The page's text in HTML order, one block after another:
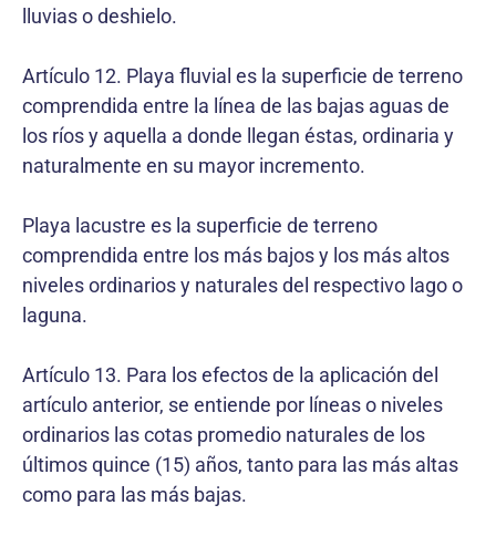
lluvias o deshielo.
Artículo 12. Playa fluvial es la superficie de terreno
comprendida entre la línea de las bajas aguas de
los ríos y aquella a donde llegan éstas, ordinaria y
naturalmente en su mayor incremento.
Playa lacustre es la superficie de terreno
comprendida entre los más bajos y los más altos
niveles ordinarios y naturales del respectivo lago o
laguna.
Artículo 13. Para los efectos de la aplicación del
artículo anterior, se entiende por líneas o niveles
ordinarios las cotas promedio naturales de los
últimos quince (15) años, tanto para las más altas
como para las más bajas.